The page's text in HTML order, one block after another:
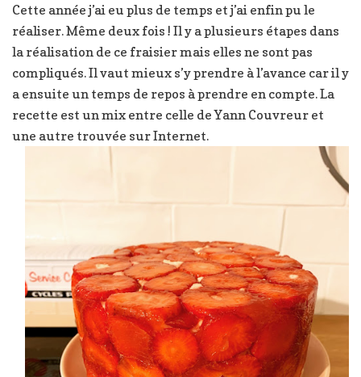
Cette année j’ai eu plus de temps et j’ai enfin pu le
réaliser. Même deux fois ! Il y a plusieurs étapes dans
la réalisation de ce fraisier mais elles ne sont pas
compliqués. Il vaut mieux s’y prendre à l’avance car il y
a ensuite un temps de repos à prendre en compte. La
recette est un mix entre celle de Yann Couvreur et
une autre trouvée sur Internet.